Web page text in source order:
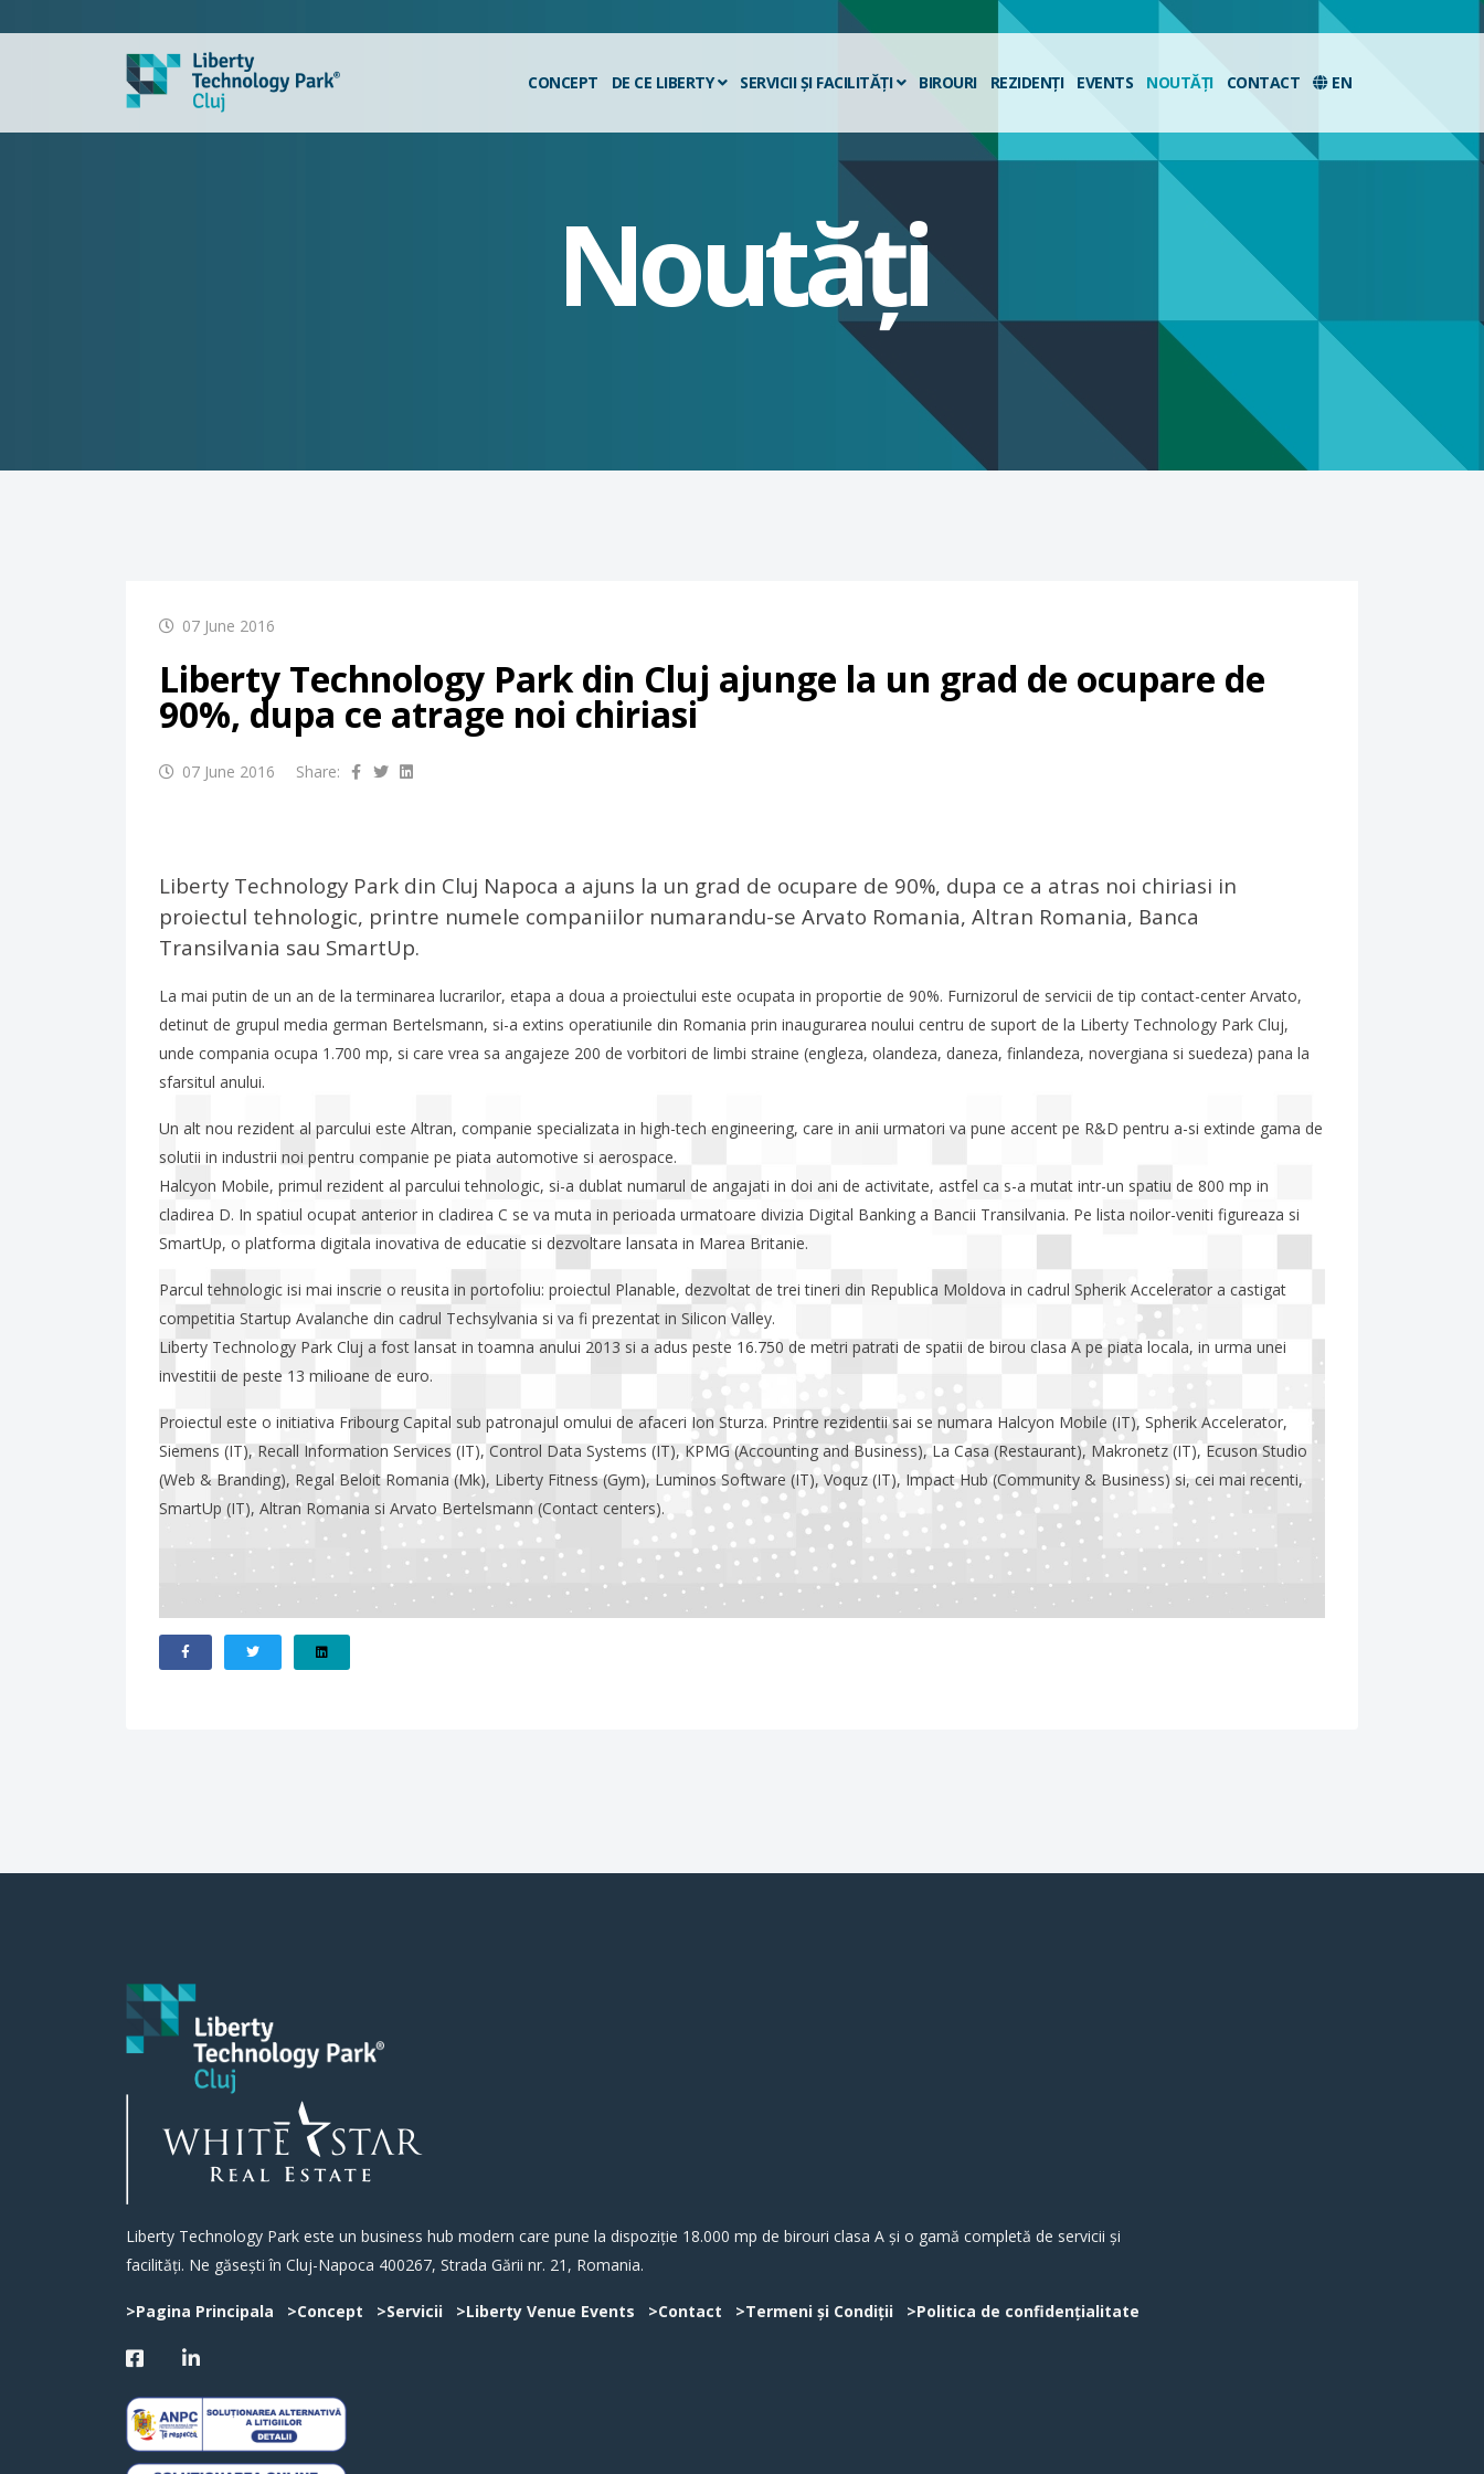
CONCEPT DE CE LIBERTY SERVICII ȘI FACILITĂȚI BIROURI REZIDENȚI EVENTS NOUTĂȚI CONTACT EN
Noutăți
07 June 2016
Liberty Technology Park din Cluj ajunge la un grad de ocupare de
90%, dupa ce atrage noi chiriasi
07 June 2016 Share:
Liberty Technology Park din Cluj Napoca a ajuns la un grad de ocupare de 90%, dupa ce a atras noi chiriasi in
proiectul tehnologic, printre numele companiilor numarandu-se Arvato Romania, Altran Romania, Banca
Transilvania sau SmartUp.
La mai putin de un an de la terminarea lucrarilor, etapa a doua a proiectului este ocupata in proportie de 90%. Furnizorul de servicii de tip contact-center Arvato,
detinut de grupul media german Bertelsmann, si-a extins operatiunile din Romania prin inaugurarea noului centru de suport de la Liberty Technology Park Cluj,
unde compania ocupa 1.700 mp, si care vrea sa angajeze 200 de vorbitori de limbi straine (engleza, olandeza, daneza, finlandeza, novergiana si suedeza) pana la
sfarsitul anului.
Un alt nou rezident al parcului este Altran, companie specializata in high-tech engineering, care in anii urmatori va pune accent pe R&D pentru a-si extinde gama de
solutii in industrii noi pentru companie pe piata automotive si aerospace.
Halcyon Mobile, primul rezident al parcului tehnologic, si-a dublat numarul de angajati in doi ani de activitate, astfel ca s-a mutat intr-un spatiu de 800 mp in
cladirea D. In spatiul ocupat anterior in cladirea C se va muta in perioada urmatoare divizia Digital Banking a Bancii Transilvania. Pe lista noilor-veniti figureaza si
SmartUp, o platforma digitala inovativa de educatie si dezvoltare lansata in Marea Britanie.
Parcul tehnologic isi mai inscrie o reusita in portofoliu: proiectul Planable, dezvoltat de trei tineri din Republica Moldova in cadrul Spherik Accelerator a castigat
competitia Startup Avalanche din cadrul Techsylvania si va fi prezentat in Silicon Valley.
Liberty Technology Park Cluj a fost lansat in toamna anului 2013 si a adus peste 16.750 de metri patrati de spatii de birou clasa A pe piata locala, in urma unei
investitii de peste 13 milioane de euro.
Proiectul este o initiativa Fribourg Capital sub patronajul omului de afaceri Ion Sturza. Printre rezidentii sai se numara Halcyon Mobile (IT), Spherik Accelerator,
Siemens (IT), Recall Information Services (IT), Control Data Systems (IT), KPMG (Accounting and Business), La Casa (Restaurant), Makronetz (IT), Ecuson Studio
(Web & Branding), Regal Beloit Romania (Mk), Liberty Fitness (Gym), Luminos Software (IT), Voquz (IT), Impact Hub (Community & Business) si, cei mai recenti,
SmartUp (IT), Altran Romania si Arvato Bertelsmann (Contact centers).
Liberty Technology Park este un business hub modern care pune la dispoziție 18.000 mp de birouri clasa A și o gamă completă de servicii și
facilități. Ne găsești în Cluj-Napoca 400267, Strada Gării nr. 21, Romania.
>Pagina Principala >Concept >Servicii >Liberty Venue Events >Contact >Termeni și Condiții >Politica de confidențialitate